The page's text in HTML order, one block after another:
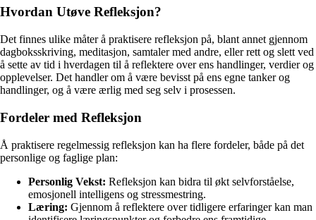
Hvordan Utøve Refleksjon?
Det finnes ulike måter å praktisere refleksjon på, blant annet gjennom
dagboksskriving, meditasjon, samtaler med andre, eller rett og slett ved
å sette av tid i hverdagen til å reflektere over ens handlinger, verdier og
opplevelser. Det handler om å være bevisst på ens egne tanker og
handlinger, og å være ærlig med seg selv i prosessen.
Fordeler med Refleksjon
Å praktisere regelmessig refleksjon kan ha flere fordeler, både på det
personlige og faglige plan:
Personlig Vekst: Refleksjon kan bidra til økt selvforståelse,
emosjonell intelligens og stressmestring.
Læring: Gjennom å reflektere over tidligere erfaringer kan man